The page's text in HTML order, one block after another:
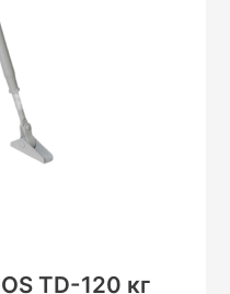
TD-120 кг